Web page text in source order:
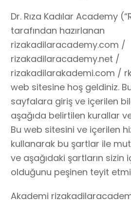
Dr. Rıza Kadılar Academy
tarafından hazırlanan
rizakadilaracademy.com /
rizakadilaracademy.net /
rizakadilarakademi.com /
web sitesine hoş geldiniz.
sayfalara giriş ve içerilen
aşağıda belirtilen kurallar
Bu web sitesini ve içerilen
kullanarak bu şartlar ile
ve aşağıdaki şartların sizin
olduğunu peşinen teyit
Akademi